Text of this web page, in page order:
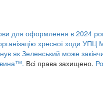
для оформлення в 2024
хресної ходи УПЦ
як Зеленський може
Всі права захищено.